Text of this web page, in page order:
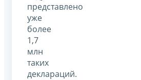
представлено
уже
более
1,7
млн
таких
деклараций.